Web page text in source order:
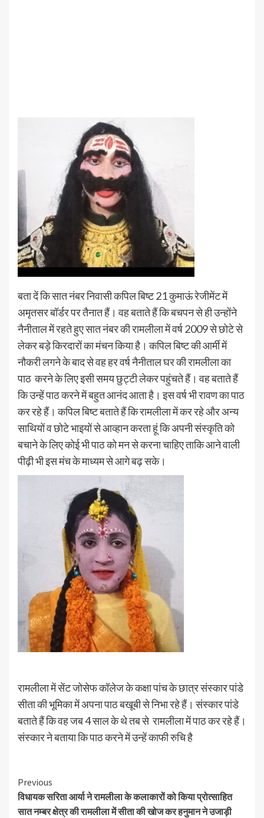
बता दें कि सात नंबर निवासी कपिल बिष्ट 21 कुमाऊं रेजीमेंट में
अमृतसर बॉर्डर पर तैनात हैं। वह बताते हैं कि बचपन से ही उन्होंने
नैनीताल में रहते हुए सात नंबर की रामलीला में वर्ष 2009 से छोटे से
लेकर बड़े किरदारों का मंचन किया है। कपिल बिष्ट की आर्मी में
नौकरी लगने के बाद से वह हर वर्ष नैनीताल घर की रामलीला का
पाठ करने के लिए इसी समय छुट्टी लेकर पहुंचते हैं। वह बताते हैं
कि उन्हें पाठ करने में बहुत आनंद आता है। इस वर्ष भी रावण का पाठ
कर रहे हैं। कपिल बिष्ट बताते हैं कि रामलीला में कर रहे और अन्य
साथियों व छोटे भाइयों से आव्हान करता हूं कि अपनी संस्कृति को
बचाने के लिए कोई भी पाठ को मन से करना चाहिए ताकि आने वाली
पीढ़ी भी इस मंच के माध्यम से आगे बढ़ सके।
रामलीला में सेंट जोसेफ कॉलेज के कक्षा पांच के छात्र संस्कार पांडे
सीता की भूमिका में अपना पाठ बखूबी से निभा रहे हैं। संस्कार पांडे
बताते हैं कि वह जब 4 साल के थे तब से रामलीला में पाठ कर रहे हैं।
संस्कार ने बताया कि पाठ करने में उन्हें काफी रुचि है
Continue
Reading
Previous
विधायक सरिता आर्या ने रामलीला के कलाकारों को किया प्रोत्साहित
सात नम्बर क्षेत्र की रामलीला में सीता की खोज कर हनुमान ने उजाड़ी